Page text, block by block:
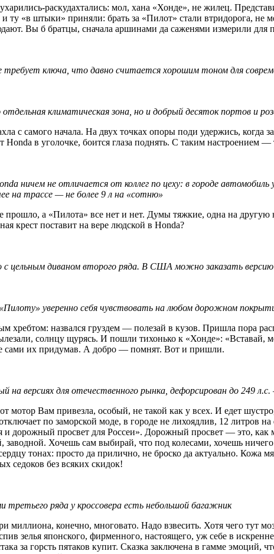
раскудахтались: мол, хана «Хонде», не жилец.
«в штыки» приняли: брать за «Пилот» стали втридорога, не
Вы б братцы, сначала аршинами да саженями измерили для
требует ключа, что давно считается хорошим тоном для
климатическая зона, но и добрый десяток портов и
с самого начала. На двух точках опоры поди удержись, когда
в уголочке, боится глаза поднять. С таким настроением
ничем не отличается от коллег по цеху: в городе
на трассе — не более 9 л на «сотню»
прошло, а «Пилота» все нет и нет. Думы тяжкие, одна на
крест поставит на вере людской в Honda?
с цельным диваном второго ряда. В США можно заказать
уверенно себя чувствовать на любом дорожном
хребтом: назвался груздем — полезай в кузов. Пришла пора
солнцу щурясь. И пошли тихонько к «Хонде»:
сами их придумав. А добро — помнят. Вот и пришли.
на версиях для отечественного рынка, дефорсирован до 249
мотор Вам привезла, особый, не такой как у всех. И едет
по заморской моде, в городе не лихоядлив, 12 литров
дорожный просвет для Россеи». Дорожный просвет — это, как
Хочешь сам выбирай, что под колесами, хочешь
тонах: просто да прилично, не броско да актуально.
седоков без всяких скидок!
ряда у кроссовера есть небольшой багажник
миллиона, конечно, многовато. Надо взвесить. Хотя чего тут
зелья японского, фирменного, настоящего, уж себе в
за горсть пятаков купит. Сказка заключена в гамме эмоций,